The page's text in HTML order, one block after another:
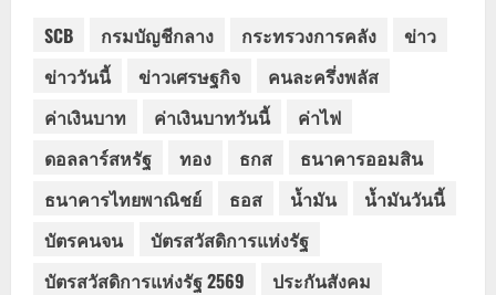
SCB กรมบัญชีกลาง กระทรวงการคลัง
ข่าว
ข่าววันนี้
ข่าวเศรษฐกิจ
คนละครึ่งพลัส
ค่าเงินบาท
ค่าเงินบาทวันนี้
ค่าไฟ
ดอลลาร์สหรัฐ
ทอง ธกส
ธนาคารออมสิน
ธนาคารไทยพาณิชย์
ธอส น้ำมัน
น้ำมันวันนี้
บัตรคนจน
บัตรสวัสดิการแห่งรัฐ
บัตรสวัสดิการแห่งรัฐ 2569
ประกันสังคม